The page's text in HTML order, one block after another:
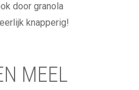
door granola
knapperig!
MEEL